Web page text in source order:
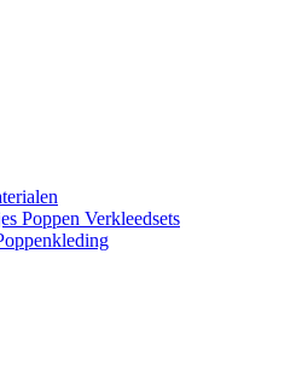
Poppen Verkleedsets